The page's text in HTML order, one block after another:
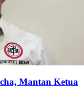
Mantan Ketua